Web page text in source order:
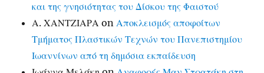
και της γνησιότητας του Δίσκου της Φαιστού
Α. ΧΑΝΤΖΙΑΡΑ onΑποκλεισμός αποφοίτων
Τμήματος Πλαστικών Τεχνών του Πανεπιστημίου
Ιωαννίνων από τη δημόσια εκπαίδευση